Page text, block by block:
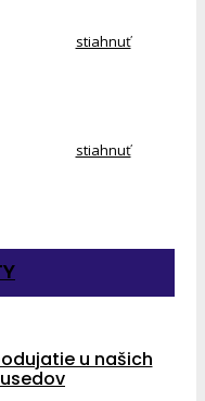
stiahnuť
stiahnuť
u našich